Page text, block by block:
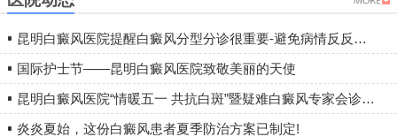
昆明白癜风医院提醒白癜风分型分诊很重要-避免病情反反复复
国际护士节——昆明白癜风医院致敬美丽的天使
昆明白癜风医院“情暖五一 共抗白斑”暨疑难白癜风专家会诊圆满落幕
炎炎夏始，这份白癜风患者夏季防治方案已制定!